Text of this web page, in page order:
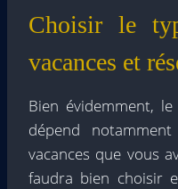
Choisir le
vacances et
Bien évidemment,
dépend
vacances que vous
faudra bien choisir